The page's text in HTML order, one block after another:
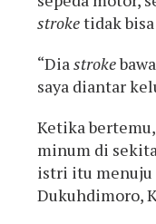
stroketidak
“Diastroke
saya diantar
Ketika
minum di
istri itu menuju
Dukuhdimoro,